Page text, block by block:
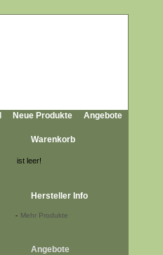
Neue Produkte Angebote
Warenkorb
ist leer!
Hersteller Info
- Mehr Produkte
Angebote